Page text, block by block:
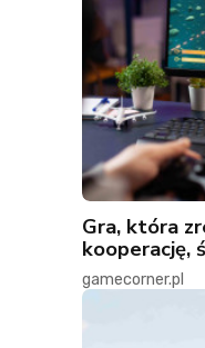
Gra, która
kooperację,
gamecorner.pl